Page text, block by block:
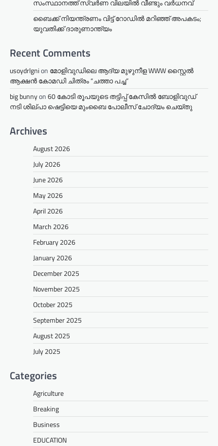
സംസ്ഥാനത്ത് സ്വർണ വിലയിൽ വീണ്ടും വർധനവ്
ബൈക്ക് നിയന്ത്രണം വിട്ട് റോഡില്‍ മറിഞ്ഞ് അപകടം;
യുവതിക്ക് ദാരുണാന്ത്യം
Recent Comments
usoydrlgnion മോളിവുഡിലെ ആദ്യ മുഴുനീള WWW സ്റ്റൈൽ
ആക്ഷൻ കോമഡി ചിത്രം “ചത്താ പച്ച”
big bunnyon60 കോടി രൂപയുടെ തട്ടിപ്പ് കേസിൽ ബോളിവുഡ്
നടി ശില്പാ ഷെട്ടിയെ മുംബൈ പോലീസ് ചോദ്യം ചെയ്തു
Archives
August 2026
July 2026
June 2026
May 2026
April 2026
March 2026
February 2026
January 2026
December 2025
November 2025
October 2025
September 2025
August 2025
July 2025
Categories
Agriculture
Breaking
Business
EDUCATION